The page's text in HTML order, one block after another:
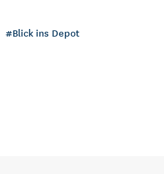
Blick ins Depot